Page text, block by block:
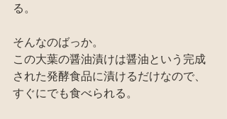
る。
そんなのばっか。
この大葉の醤油漬けは醤油という完成
された発酵食品に漬けるだけなので、
すぐにでも食べられる。